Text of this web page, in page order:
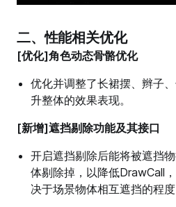
二、性能相关优化
[优化]角色动态骨骼优化
优化并调整了长裙摆、辫子
升整体的效果表现。
[新增]遮挡剔除功能及其接口
开启遮挡剔除后能将被遮挡
体剔除掉，以降低DrawCall
决于场景物体相互遮挡的程度